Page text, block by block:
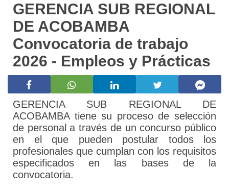
GERENCIA SUB REGIONAL
DE ACOBAMBA
Convocatoria de trabajo
2026 - Empleos y Prácticas
GERENCIA SUB REGIONAL DE
ACOBAMBA tiene su proceso de selección
de personal a través de un concurso público
en el que pueden postular todos los
profesionales que cumplan con los requisitos
especificados en las bases de la
convocatoria.